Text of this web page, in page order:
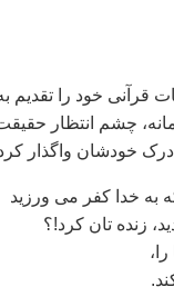
قرآنی خود را
چشم انتظار
درک خودشان واگذار
زنده تان کرد!؟